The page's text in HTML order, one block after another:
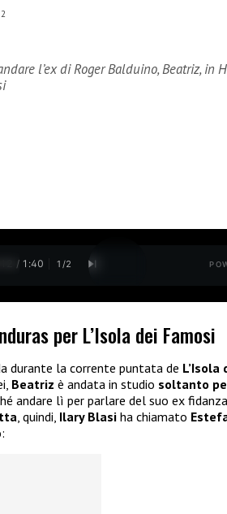
l’ex di Roger Balduino, Beatriz, in
/ 1:40 1 /2
per L’Isola dei Famosi
durante la corrente puntata de L’Isola
Beatriz è andata in studio soltanto
andare lì per parlare del suo ex
, quindi, Ilary Blasi ha chiamato